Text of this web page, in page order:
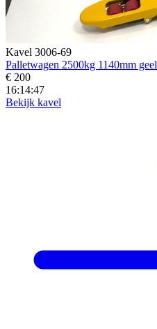
Kavel 3006-69
Palletwagen 2500kg 1140mm geel
€ 200
16:14:45
Bekijk kavel